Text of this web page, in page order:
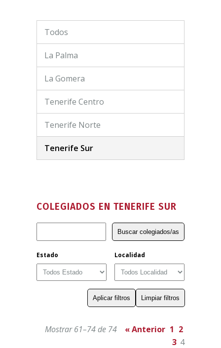
Todos
La Palma
La Gomera
Tenerife Centro
Tenerife Norte
Tenerife Sur
COLEGIADOS EN TENERIFE SUR
Localidad
Estado
Mostrar 61–74 de 74 « Anterior 1 2
3 4